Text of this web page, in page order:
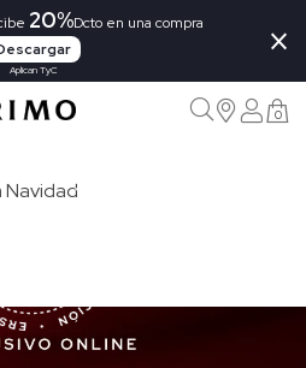
20%Dcto en una compra
Aplican TyC
×
0
Navidad